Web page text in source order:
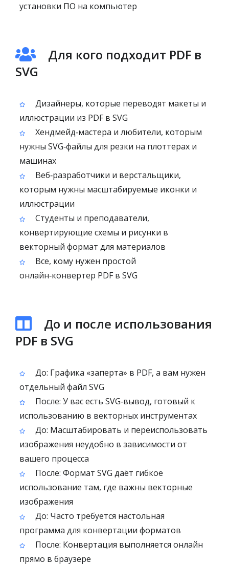
установки ПО на компьютер
Для кого подходит PDF в
SVG
Дизайнеры, которые переводят макеты и
иллюстрации из PDF в SVG
Хендмейд‑мастера и любители, которым
нужны SVG‑файлы для резки на плоттерах и
машинах
Веб‑разработчики и верстальщики,
которым нужны масштабируемые иконки и
иллюстрации
Студенты и преподаватели,
конвертирующие схемы и рисунки в
векторный формат для материалов
Все, кому нужен простой
онлайн‑конвертер PDF в SVG
До и после использования
PDF в SVG
До: Графика «заперта» в PDF, а вам нужен
отдельный файл SVG
После: У вас есть SVG‑вывод, готовый к
использованию в векторных инструментах
До: Масштабировать и переиспользовать
изображения неудобно в зависимости от
вашего процесса
После: Формат SVG даёт гибкое
использование там, где важны векторные
изображения
До: Часто требуется настольная
программа для конвертации форматов
После: Конвертация выполняется онлайн
прямо в браузере